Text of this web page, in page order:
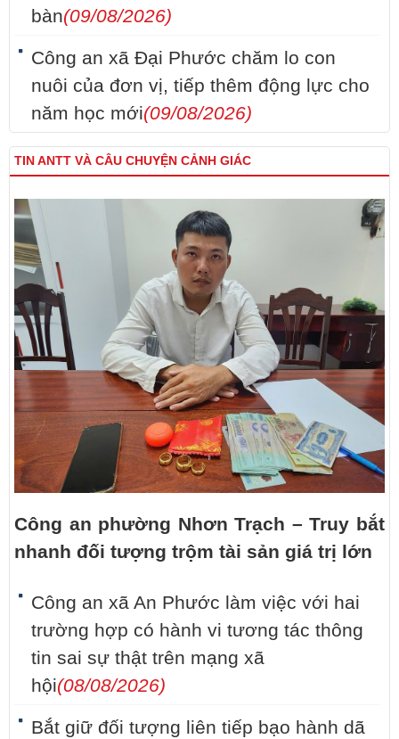
bàn(09/08/2026)
Công an xã Đại Phước chăm lo con
nuôi của đơn vị, tiếp thêm động lực cho
năm học mới(09/08/2026)
TIN ANTT VÀ CÂU CHUYỆN CẢNH GIÁC
Công an phường Nhơn Trạch – Truy bắt
nhanh đối tượng trộm tài sản giá trị lớn
Công an xã An Phước làm việc với hai
trường hợp có hành vi tương tác thông
tin sai sự thật trên mạng xã
hội(08/08/2026)
Bắt giữ đối tượng liên tiếp bạo hành dã